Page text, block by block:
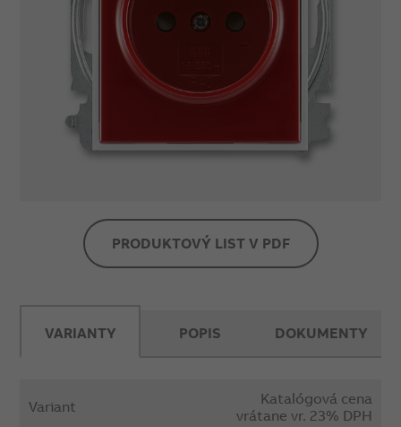
PRODUKTOVÝ LIST V PDF
VARIANTY
Variant
Katalógová cena
vrátane vr. 23% DPH
POPIS DOKUMENTY